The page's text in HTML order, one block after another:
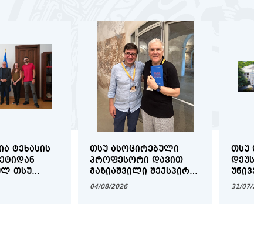
ᲢᲔᲮᲐᲡᲘᲡ
ᲗᲡᲣ
ᲨᲔᲮᲕᲓᲐ
ᲗᲡᲣ ᲐᲡᲝᲪᲘᲠᲔᲑᲣᲚᲘ
ᲞᲠᲝᲤᲔᲡᲝᲠᲘ ᲓᲐᲕᲘᲗ
ᲛᲐᲖᲘᲐᲨᲕᲘᲚᲘ ᲨᲔᲥᲡᲞᲘᲠᲘᲡ
ᲛᲡᲝᲤᲚᲘᲝ ᲙᲝᲜᲒᲠᲔᲡᲖᲔ
04/08/2026
ᲗᲡᲣ
31/07/
საერთაშორისო სამეცნიერო
გლობალური სოციოლინგვისტიკის
სტუდენტური მინისიმპოზიუმი
მათემატიკისა და ფიზიკის აქტუალურ